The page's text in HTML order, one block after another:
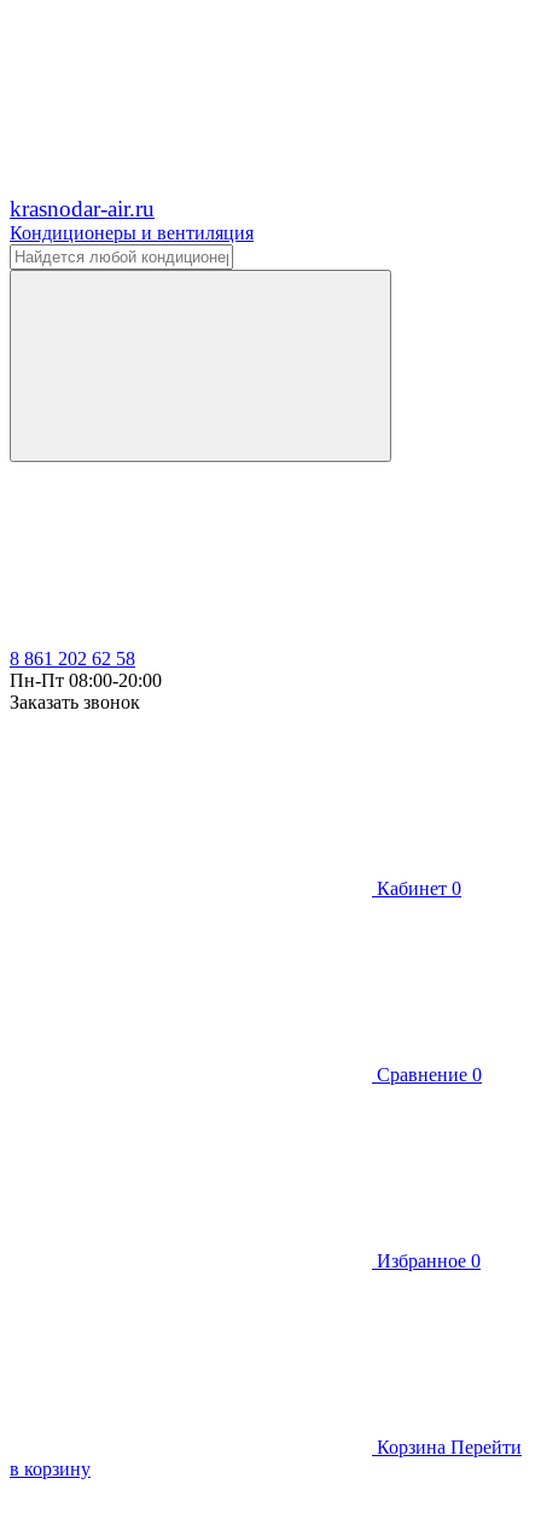
krasnodar-air.ru
Кондиционеры и вентиляция
8 861 202 62 58
Пн-Пт 08:00-20:00
Заказать звонок
Кабинет 0
Сравнение 0
Избранное 0
Корзина Перейти
в корзину